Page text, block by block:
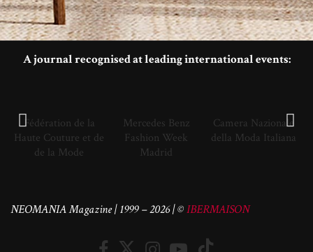
A journal recognised at leading international events:
Fédération de la
Haute Couture et de
de la Mode
Mercedes Benz
Fashion Week
Madrid
Camera Nazionale
della Moda Italiana
NEOMANIA Magazine | 1999 – 2026 | ©IBERMAISON